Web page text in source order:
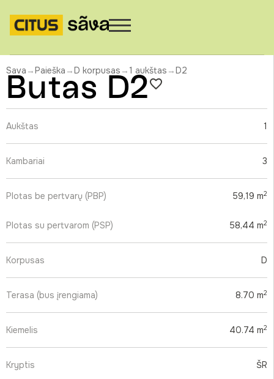
Sava →Paieška →D korpusas → 1 aukštas →D2
Butas D2
Aukštas 1
Kambariai 3
Plotas be pertvarų (PBP) 59,19 m2
Plotas su pertvarom (PSP) 58,44 m2
Korpusas D
Terasa (bus įrengiama) 8.70 m2
Kiemelis 40.74 m2
Kryptis ŠR